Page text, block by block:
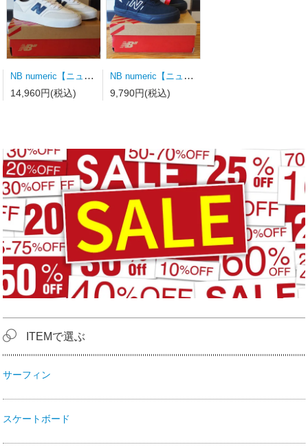
NB numeric【ニューバランス】スケートシューズ UN340WVS
14,960円(税込)
NB numeric【ニューバランス】スケートシューズ Y306BSD キッズ
9,790円(税込)
ITEMで選ぶ
サーフィン
スケートボード